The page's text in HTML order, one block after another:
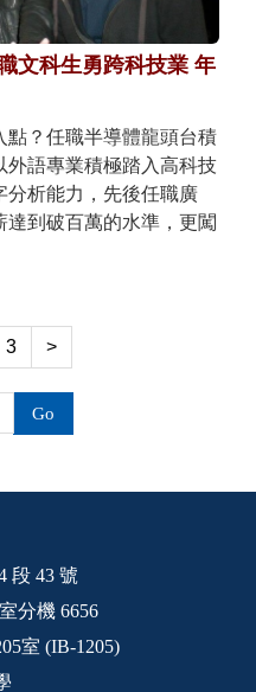
文科生勇跨科技業 年
點？任職半導體龍頭台積
外語專業積極踏入高科技
分析能力，先後任職廣
到破百萬的水準，更闖
3 >
Go
段 43 號
分機 6656
室 (IB-1205)